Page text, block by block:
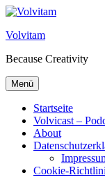
Zum Inhalt springen
Volvitam
Because Creativity
Menü
Startseite
Volvicast –
About
Cookie-